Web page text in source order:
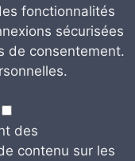
fonctionnalités
sécurisées
de consentement.
des
contenu sur les